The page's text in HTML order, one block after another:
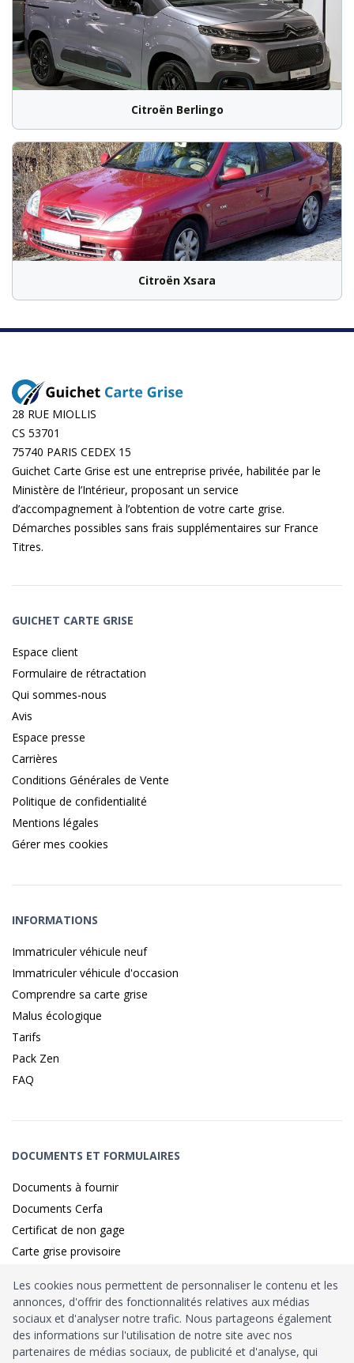
Citroën Berlingo
Citroën Xsara
28 RUE MIOLLIS
CS 53701
75740 PARIS CEDEX 15
Guichet Carte Grise est une entreprise privée, habilitée par le
Ministère de l’Intérieur, proposant un service
d’accompagnement à l’obtention de votre carte grise.
Démarches possibles sans frais supplémentaires sur France
Titres.
GUICHET CARTE GRISE
Espace client
Formulaire de rétractation
Qui sommes-nous
Avis
Espace presse
Carrières
Conditions Générales de Vente
Politique de confidentialité
Mentions légales
Gérer mes cookies
INFORMATIONS
Immatriculer véhicule neuf
Immatriculer véhicule d'occasion
Comprendre sa carte grise
Malus écologique
Tarifs
Pack Zen
FAQ
DOCUMENTS ET FORMULAIRES
Documents à fournir
Documents Cerfa
Certificat de non gage
Carte grise provisoire
Identité sécurisé parFranceConnect
Habilitation Ministère de l’Intérieur : n°212900
Les cookies nous permettent de personnaliser le contenu et les
annonces, d'offrir des fonctionnalités relatives aux médias
sociaux et d'analyser notre trafic. Nous partageons également
des informations sur l'utilisation de notre site avec nos
partenaires de médias sociaux, de publicité et d'analyse, qui